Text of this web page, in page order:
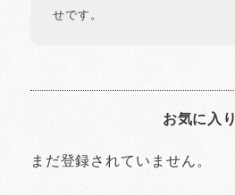
せです。
お気に入り
まだ登録されていません。